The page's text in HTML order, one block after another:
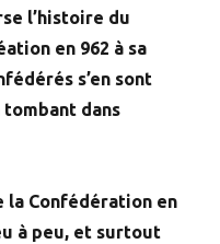
l’histoire du
en 962 à sa
s’en sont
dans
la Confédération en
à peu, et surtout